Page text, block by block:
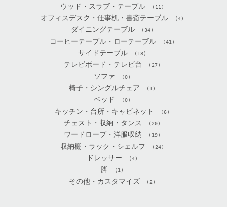
ウッド・スラブ・テーブル (11)
オフィスデスク・仕事机・書斎テーブル (4)
ダイニングテーブル (34)
コーヒーテーブル・ローテーブル (41)
サイドテーブル (18)
テレビボード・テレビ台 (27)
ソファ (0)
椅子・シングルチェア (1)
ベッド (0)
キッチン・台所・キャビネット (6)
チェスト・収納・タンス (20)
ワードローブ・洋服収納 (19)
収納棚・ラック・シェルフ (24)
ドレッサー (4)
脚 (1)
その他・カスタマイズ (2)